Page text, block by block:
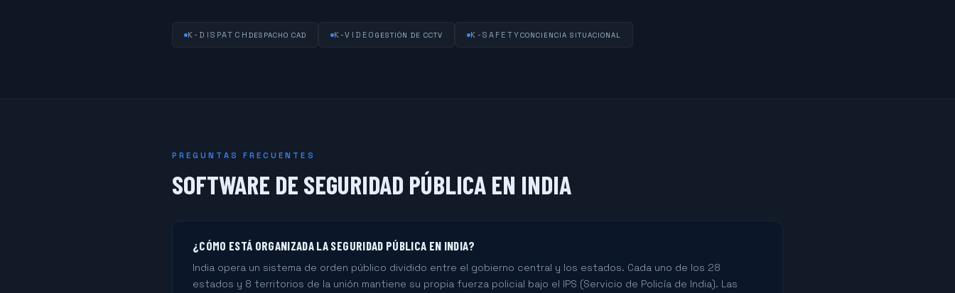
K-DISPATCH DESPACHO CAD K-VIDEOGESTIÓN DE CCTV K-SAFETYCONCIENCIA SITUACIONAL
PREGUNTAS FRECUENTES
SOFTWARE DE SEGURIDAD PÚBLICA EN INDIA
¿CÓMO ESTÁ ORGANIZADA LA SEGURIDAD PÚBLICA EN INDIA?
India opera un sistema de orden público dividido entre el gobierno central y los estados. Cada uno de los 28
estados y 8 territorios de la unión mantiene su propia fuerza policial bajo el IPS (Servicio de Policía de India). Las